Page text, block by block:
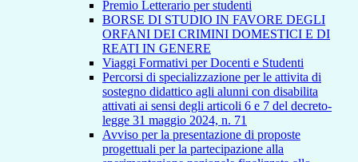
Premio Letterario per studenti
BORSE DI STUDIO IN FAVORE DEGLI
ORFANI DEI CRIMINI DOMESTICI E DI
REATI IN GENERE
Viaggi Formativi per Docenti e Studenti
Percorsi di specializzazione per le attivita di
sostegno didattico agli alunni con disabilita
attivati ai sensi degli articoli 6 e 7 del decreto-
legge 31 maggio 2024, n. 71
Avviso per la presentazione di proposte
progettuali per la partecipazione alla